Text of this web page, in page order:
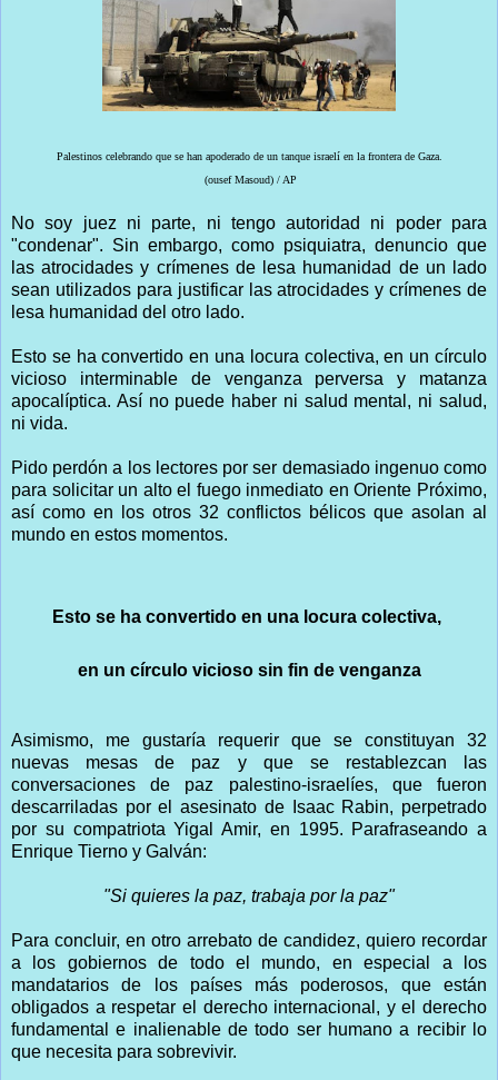
Palestinos celebrando que se han apoderado de un tanque israelí en la frontera de Gaza.
(ousef Masoud) / AP
No soy juez ni parte, ni tengo autoridad ni poder para
"condenar". Sin embargo, como psiquiatra, denuncio que
las atrocidades y crímenes de lesa humanidad de un lado
sean utilizados para justificar las atrocidades y crímenes de
lesa humanidad del otro lado.
Esto se ha convertido en una locura colectiva, en un círculo
vicioso interminable de venganza perversa y matanza
apocalíptica. Así no puede haber ni salud mental, ni salud,
ni vida.
Pido perdón a los lectores por ser demasiado ingenuo como
para solicitar un alto el fuego inmediato en Oriente Próximo,
así como en los otros 32 conflictos bélicos que asolan al
mundo en estos momentos.
Esto se ha convertido en una locura colectiva,
en un círculo vicioso sin fin de venganza
Asimismo, me gustaría requerir que se constituyan 32
nuevas mesas de paz y que se restablezcan las
conversaciones de paz palestino-israelíes, que fueron
descarriladas por el asesinato de Isaac Rabin, perpetrado
por su compatriota Yigal Amir, en 1995. Parafraseando a
Enrique Tierno y Galván:
"Si quieres la paz, trabaja por la paz"
Para concluir, en otro arrebato de candidez, quiero recordar
a los gobiernos de todo el mundo, en especial a los
mandatarios de los países más poderosos, que están
obligados a respetar el derecho internacional, y el derecho
fundamental e inalienable de todo ser humano a recibir lo
que necesita para sobrevivir.